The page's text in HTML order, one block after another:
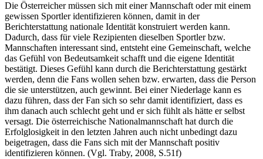
Die Österreicher müssen sich mit einer Mannschaft oder mit einem
gewissen Sportler identifizieren können, damit in der
Berichterstattung nationale Identität konstruiert werden kann.
Dadurch, dass für viele Rezipienten dieselben Sportler bzw.
Mannschaften interessant sind, entsteht eine Gemeinschaft, welche
das Gefühl von Bedeutsamkeit schafft und die eigene Identität
bestätigt. Dieses Gefühl kann durch die Berichterstattung gestärkt
werden, denn die Fans wollen sehen bzw. erwarten, dass die Person
die sie unterstützen, auch gewinnt. Bei einer Niederlage kann es
dazu führen, dass der Fan sich so sehr damit identifiziert, dass es
ihm danach auch schlecht geht und er sich fühlt als hätte er selbst
versagt. Die österreichische Nationalmannschaft hat durch die
Erfolglosigkeit in den letzten Jahren auch nicht unbedingt dazu
beigetragen, dass die Fans sich mit der Mannschaft positiv
identifizieren können. (Vgl. Traby, 2008, S.51f)